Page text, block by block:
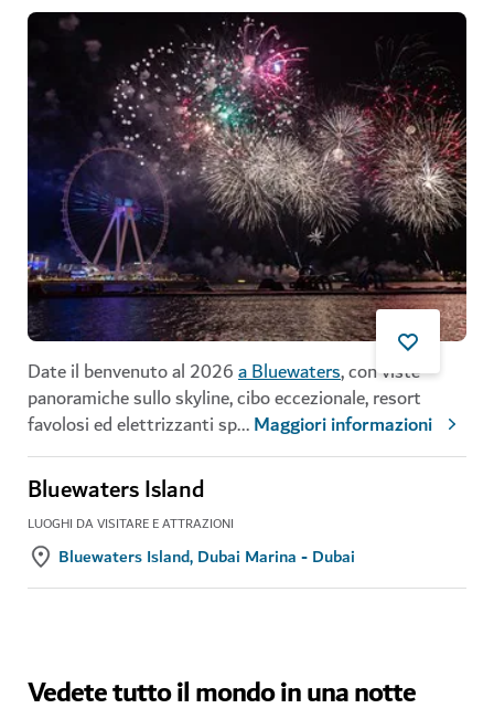
Date il benvenuto al 2026a Bluewaters, con viste
panoramiche sullo skyline, cibo eccezionale, resort
favolosi ed elettrizzanti sp...Maggiori informazioni
Bluewaters Island
LUOGHI DA VISITARE E ATTRAZIONI
Bluewaters Island, Dubai Marina - Dubai
Vedete tutto il mondo in una notte